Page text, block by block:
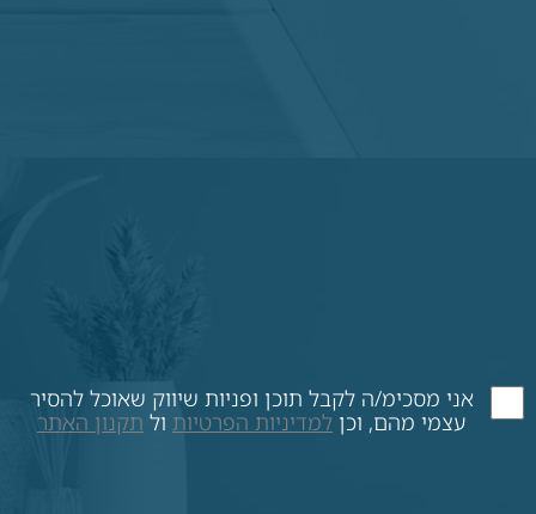
אני מסכימ/ה לקבל תוכן ופניות שיווק שאוכל להסיר
עצמי מהם, וכן למדיניות הפרטיותול תקנון האתר